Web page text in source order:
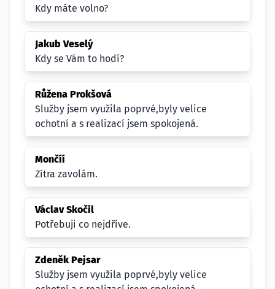
Kdy máte volno?
Jakub Veselý
Kdy se Vám to hodí?
Růžena Prokšová
Služby jsem využila poprvé,byly velice
ochotní a s realizací jsem spokojená.
Mončíí
Zítra zavolám.
Václav Skočil
Potřebuji co nejdříve.
Zdeněk Pejsar
Služby jsem využila poprvé,byly velice